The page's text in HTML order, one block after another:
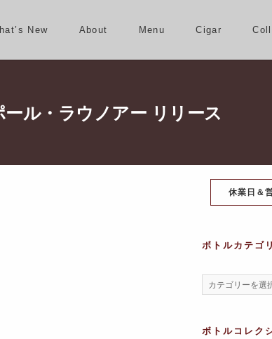
New About Menu Cigar
ル・ラウノアー リリース
休業日＆
ボトルカテゴ
ボトルコレク